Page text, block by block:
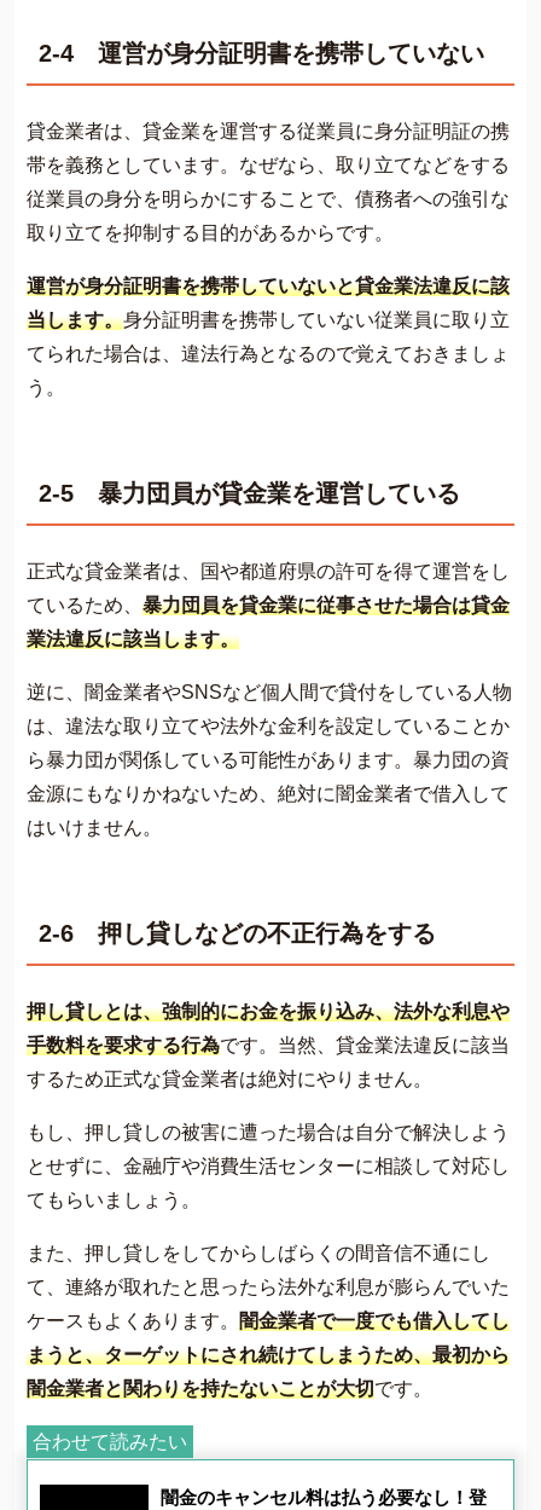
2-4 運営が身分証明書を携帯していない
貸金業者は、貸金業を運営する従業員に身分証明証の携
帯を義務としています。なぜなら、取り立てなどをする
従業員の身分を明らかにすることで、債務者への強引な
取り立てを抑制する目的があるからです。
運営が身分証明書を携帯していないと貸金業法違反に該
当します。身分証明書を携帯していない従業員に取り立
てられた場合は、違法行為となるので覚えておきましょ
う。
2-5 暴力団員が貸金業を運営している
正式な貸金業者は、国や都道府県の許可を得て運営をし
ているため、 暴力団員を貸金業に従事させた場合は貸金
業法違反に該当します。
逆に、闇金業者やSNSなど個人間で貸付をしている人物
は、違法な取り立てや法外な金利を設定していることか
ら暴力団が関係している可能性があります。暴力団の資
金源にもなりかねないため、絶対に闇金業者で借入して
はいけません。
2-6 押し貸しなどの不正行為をする
押し貸しとは、強制的にお金を振り込み、法外な利息や
手数料を要求する行為です。当然、貸金業法違反に該当
するため正式な貸金業者は絶対にやりません。
もし、押し貸しの被害に遭った場合は自分で解決しよう
とせずに、金融庁や消費生活センターに相談して対応し
てもらいましょう。
また、押し貸しをしてからしばらくの間音信不通にし
て、連絡が取れたと思ったら法外な利息が膨らんでいた
ケースもよくあります。 闇金業者で一度でも借入してし
まうと、ターゲットにされ続けてしまうため、最初から
闇金業者と関わりを持たないことが大切です。
合わせて読みたい
闇金のキャンセル料は払う必要なし！登